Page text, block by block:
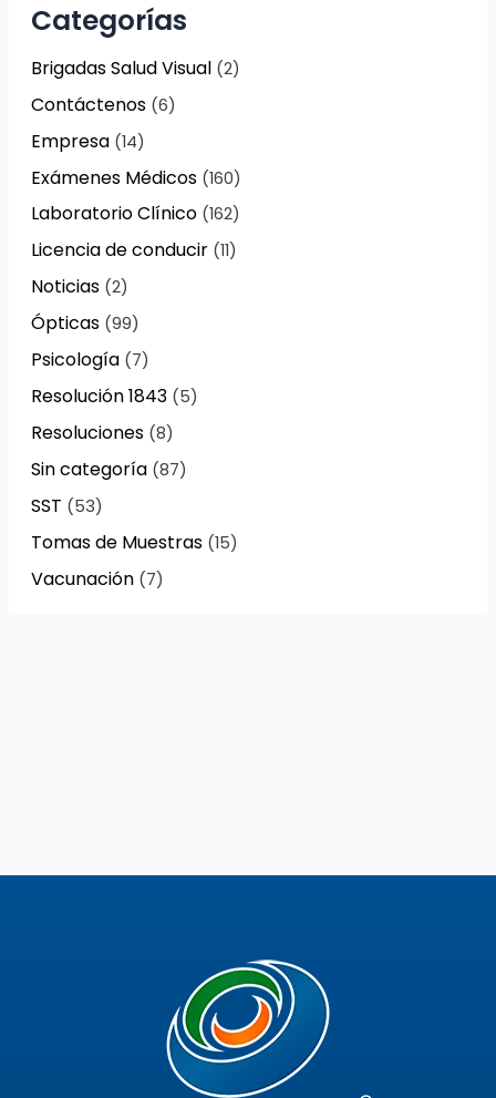
Categorías
Brigadas Salud Visual(2)
Contáctenos(6)
Empresa(14)
Exámenes Médicos(160)
Laboratorio Clínico(162)
Licencia de conducir(11)
Noticias(2)
Ópticas(99)
Psicología(7)
Resolución 1843(5)
Resoluciones(8)
Sin categoría(87)
SST (53)
Tomas de Muestras(15)
Vacunación(7)